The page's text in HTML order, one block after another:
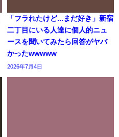
「フラれたけど...まだ好き」新宿
二丁目にいる人達に個人的ニュ
ースを聞いてみたら回答がヤバ
かったwwwww
2026年7月4日